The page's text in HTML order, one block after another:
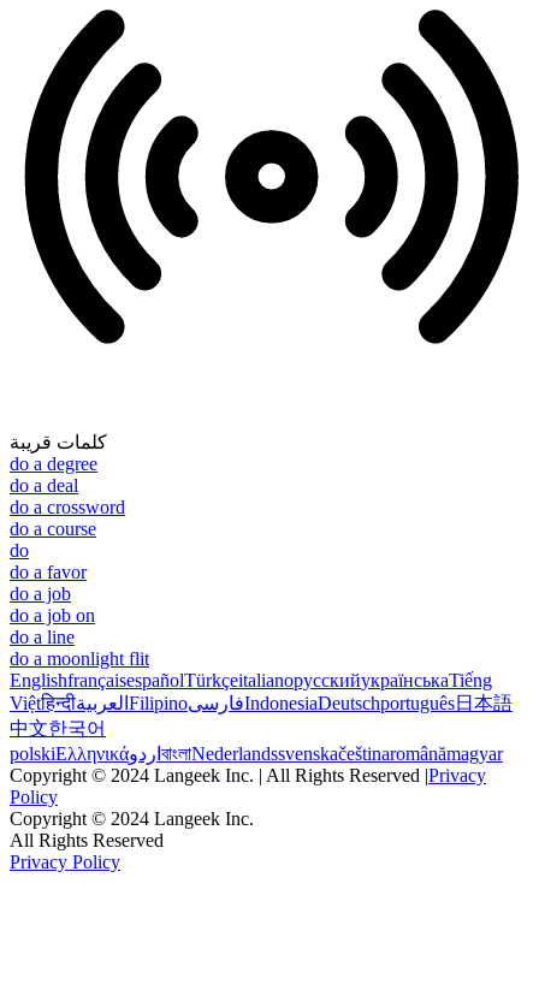
كلمات قريبة
do a degree
do a deal
do a crossword
do a course
do
do a favor
do a job
do a job on
do a line
do a moonlight flit
EnglishfrançaisespañolTürkçeitalianoрусскийукраїнськаTiếng
Việtहिन्दीالعربية FilipinoفارسیIndonesiaDeutschportuguês日本語
中文한국어
polskiΕλληνικάاردو বাংলাNederlandssvenskačeštinaromânămagyar
Copyright © 2024 Langeek Inc. | All Rights Reserved |Privacy
Policy
Copyright © 2024 Langeek Inc.
All Rights Reserved
Privacy Policy